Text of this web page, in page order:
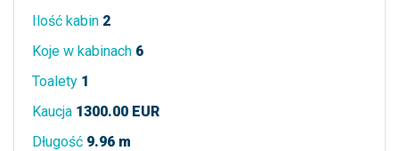
Ilość kabin 2
Koje w kabinach 6
Toalety 1
Kaucja 1300.00 EUR
Długość 9.96 m